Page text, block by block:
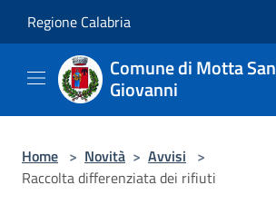
Regione Calabria
Comune di Motta San
Giovanni
Home > Novità > Avvisi >
Raccolta differenziata dei rifiuti